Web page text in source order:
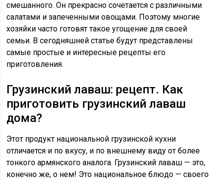
смешанного. Он прекрасно сочетается с различными
салатами и запеченными овощами. Поэтому многие
хозяйки часто готовят такое угощение для своей
семьи. В сегодняшней статье будут представлены
самые простые и интересные рецепты его
приготовления.
Грузинский лаваш: рецепт. Как
приготовить грузинский лаваш
дома?
Этот продукт национальной грузинской кухни
отличается и по вкусу, и по внешнему виду от более
тонкого армянского аналога. Грузинский лаваш — это,
конечно же, о нем! Это национальное блюдо — своего